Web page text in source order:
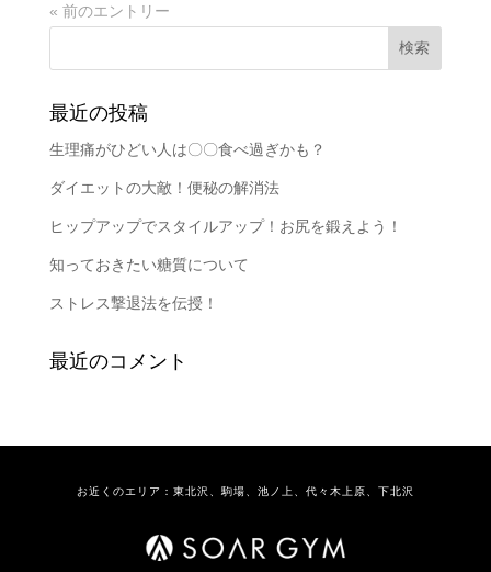
« 前のエントリー
最近の投稿
生理痛がひどい人は〇〇食べ過ぎかも？
ダイエットの大敵！便秘の解消法
ヒップアップでスタイルアップ！お尻を鍛えよう！
知っておきたい糖質について
ストレス撃退法を伝授！
最近のコメント
お近くのエリア：東北沢、駒場、池ノ上、代々木上原、下北沢